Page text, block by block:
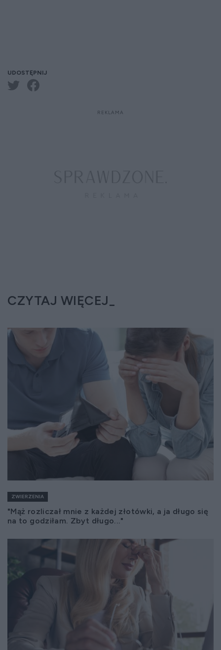
UDOSTĘPNIJ
CZYTAJ WIĘCEJ
ZWIERZENIA
"Mąż rozliczał mnie z każdej złotówki, a ja długo się
na to godziłam. Zbyt długo..."